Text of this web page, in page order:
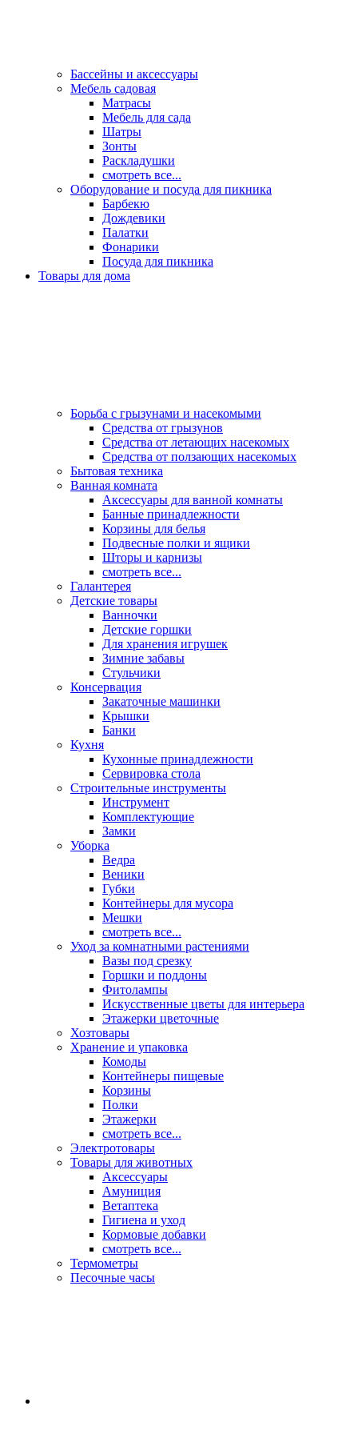
Бассейны и аксессуары
Мебель садовая
Матрасы
Мебель для сада
Шатры
Зонты
Раскладушки
смотреть все...
Оборудование и посуда для пикника
Барбекю
Дождевики
Палатки
Фонарики
Посуда для пикника
Товары для дома
Борьба с грызунами и насекомыми
Средства от грызунов
Средства от летающих насекомых
Средства от ползающих насекомых
Бытовая техника
Ванная комната
Аксессуары для ванной комнаты
Банные принадлежности
Корзины для белья
Подвесные полки и ящики
Шторы и карнизы
смотреть все...
Галантерея
Детские товары
Ванночки
Детские горшки
Для хранения игрушек
Зимние забавы
Стульчики
Консервация
Закаточные машинки
Крышки
Банки
Кухня
Кухонные принадлежности
Сервировка стола
Строительные инструменты
Инструмент
Комплектующие
Замки
Уборка
Ведра
Веники
Губки
Контейнеры для мусора
Мешки
смотреть все...
Уход за комнатными растениями
Вазы под срезку
Горшки и поддоны
Фитолампы
Искусственные цветы для интерьера
Этажерки цветочные
Хозтовары
Хранение и упаковка
Комоды
Контейнеры пищевые
Корзины
Полки
Этажерки
смотреть все...
Электротовары
Товары для животных
Аксессуары
Амуниция
Ветаптека
Гигиена и уход
Кормовые добавки
смотреть все...
Термометры
Песочные часы